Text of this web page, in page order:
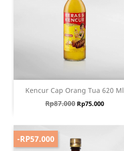
Kencur Cap Orang Tua 620 Ml
Harga biasa
Rp87.000 Harga
Rp75.000
-RP57.000